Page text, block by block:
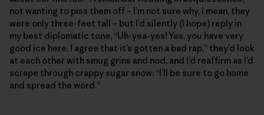
not wanting to piss them off – I’m not sure why, I mean, they
were only three-feet tall – but I’d silently (I hope) reply in
my best diplomatic tone, “Uh-yea-yes! Yes, you have very
good ice here, I agree that it’s gotten a bad rap,” they’d look
at each other with smug grins and nod, and I’d reaffirm as I’d
scrape through crappy sugar snow: “I’ll be sure to go home
and spread the word.”